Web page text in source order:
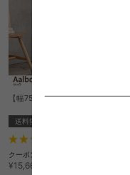
【幅75cm】Aalborg ラック 4段
送料無料
クーポン利用で
¥15,660→